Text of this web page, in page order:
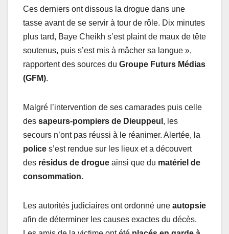
Ces derniers ont dissous la drogue dans une
tasse avant de se servir à tour de rôle. Dix minutes
plus tard, Baye Cheikh s’est plaint de maux de tête
soutenus, puis s’est mis à mâcher sa langue »,
rapportent des sources du Groupe Futurs Médias
(GFM).
Malgré l’intervention de ses camarades puis celle
des sapeurs-pompiers de Dieuppeul , les
secours n’ont pas réussi à le réanimer. Alertée, la
police s’est rendue sur les lieux et a découvert
des résidus de drogue ainsi que du matériel de
consommation.
Les autorités judiciaires ont ordonné une autopsie
afin de déterminer les causes exactes du décès.